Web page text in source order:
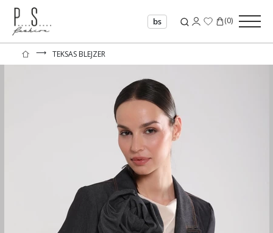
bs (0)
⟶ TEKSAS BLEJZER